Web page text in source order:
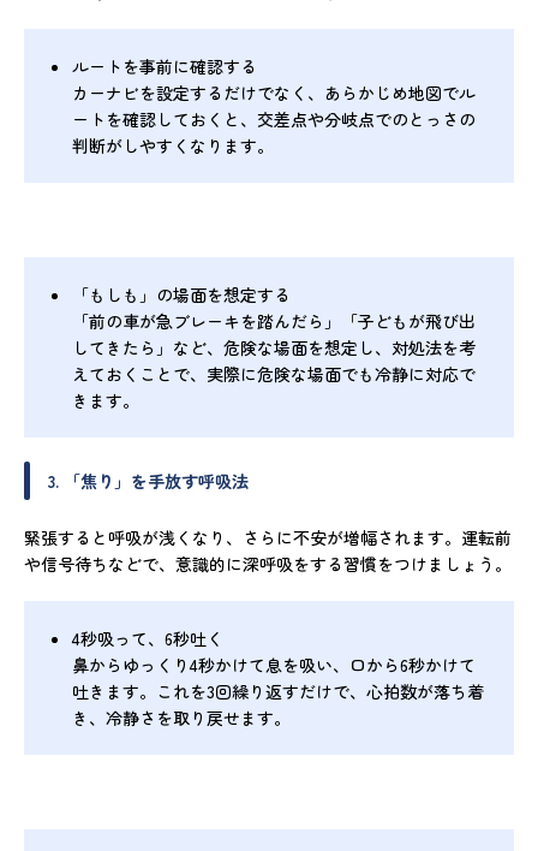
ルートを事前に確認する
カーナビを設定するだけでなく、あらかじめ地図でル
ートを確認しておくと、交差点や分岐点でのとっさの
判断がしやすくなります。
「もしも」の場面を想定する
「前の車が急ブレーキを踏んだら」「子どもが飛び出
してきたら」など、危険な場面を想定し、対処法を考
えておくことで、実際に危険な場面でも冷静に対応で
きます。
3. 「焦り」を手放す呼吸法
緊張すると呼吸が浅くなり、さらに不安が増幅されます。運転前
や信号待ちなどで、意識的に深呼吸をする習慣をつけましょう。
4秒吸って、6秒吐く
鼻からゆっくり4秒かけて息を吸い、口から6秒かけて
吐きます。これを3回繰り返すだけで、心拍数が落ち着
き、冷静さを取り戻せます。